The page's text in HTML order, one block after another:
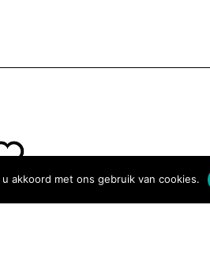
akkoord met ons gebruik van cookies.